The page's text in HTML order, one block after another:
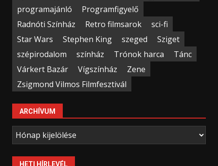
programajánló
Programfigyelő
Radnóti Színház
Retro filmsarok
sci-fi
Star Wars
Stephen King szeged
Sziget
szépirodalom
színház Trónok harca
Tánc
Várkert Bazár
Vígszínház
Zene
Zsigmond Vilmos Filmfesztivál
ARCHÍVUM
Archívum
HETI HÍRLEVÉL